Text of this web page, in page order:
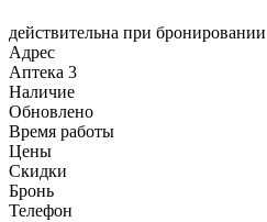
действительна при бронировании
Адрес
Аптека 3
Наличие
Обновлено
Время работы
Цены
Скидки
Бронь
Телефон